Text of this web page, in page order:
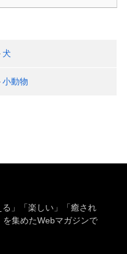
犬
小動物
」「楽しい」「癒され
集めたWebマガジンで